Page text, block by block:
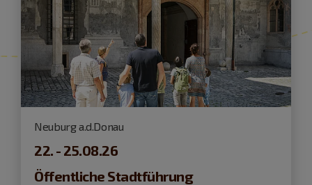
Neuburg a.d.Donau
22. - 25.08.26
Öffentliche Stadtführung